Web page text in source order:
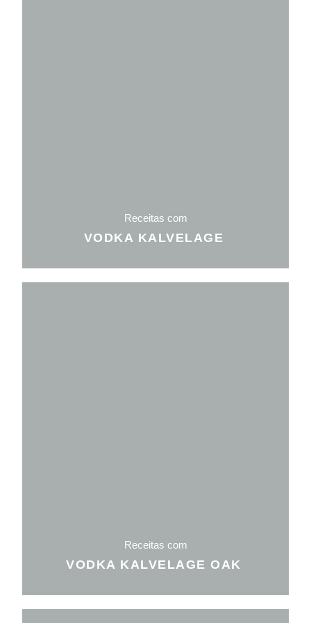
Receitas com
VODKA KALVELAGE
Receitas com
VODKA KALVELAGE OAK